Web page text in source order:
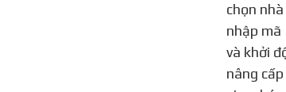
chọn
nhập mã
và khởi
nâng